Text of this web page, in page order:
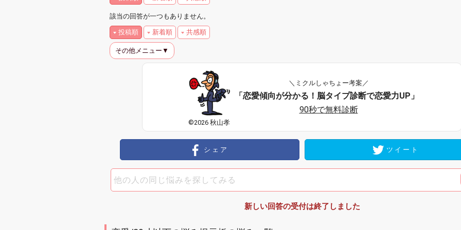
該当の回答が一つもありません。
投稿順 新着順 共感順
その他メニュー▼
©2026 秋山孝
＼ミクルしゃちょー考案／
「恋愛傾向が分かる！脳タイプ診断で恋愛力UP」
90秒で無料診断
シェア ツイート
新しい回答の受付は終了しました